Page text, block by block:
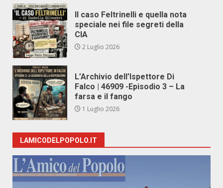
Il caso Feltrinelli e quella nota
speciale nei file segreti della
CIA
2 Luglio 2026
L’Archivio dell’Ispettore Di
Falco | 46909 -Episodio 3 – La
farsa e il fango
1 Luglio 2026
LAMICODELPOPOLO.IT